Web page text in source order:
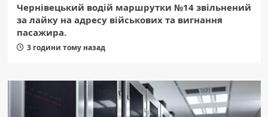
Чернівецький водій маршрутки №14 звільнений
за лайку на адресу військових та вигнання
пасажира.
3 години тому назад